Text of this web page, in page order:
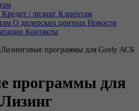
Кредит / лизинг Клиентам
О дилерских центрах Новости
Контакты
Лизинговые программы для Geely АСБ
программы для